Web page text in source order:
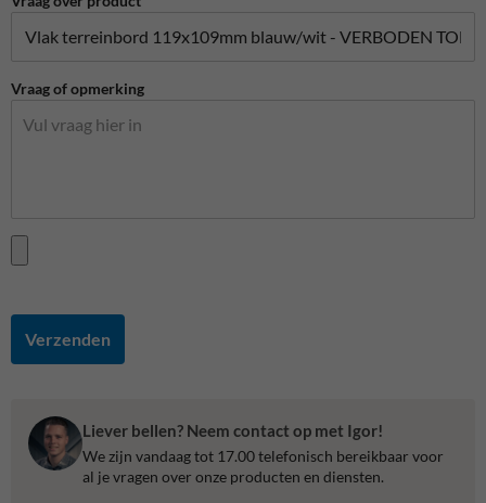
Vraag of opmerking
Verzenden
Liever bellen? Neem contact op met Igor!
We zijn vandaag tot 17.00 telefonisch bereikbaar voor
al je vragen over onze producten en diensten.